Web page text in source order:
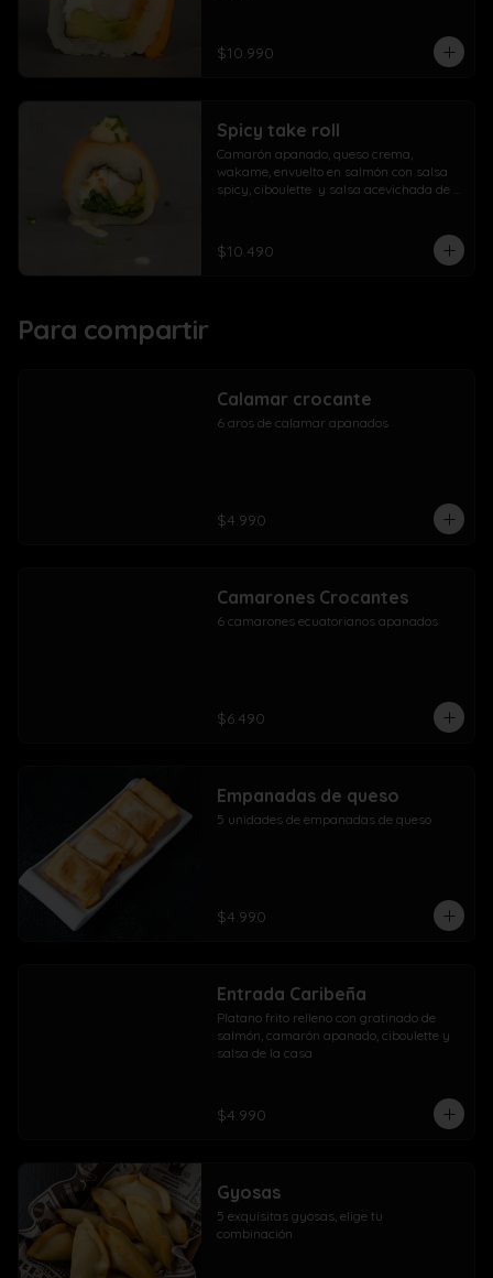
$10.990
Spicy take roll
Camarón apanado, queso crema,
wakame, envuelto en salmón con salsa
spicy, ciboulette  y salsa acevichada de
$10.490
Para compartir
Calamar crocante
6 aros de calamar apanados
$4.990
Camarones Crocantes
6 camarones ecuatorianos apanados
$6.490
Empanadas de queso
5 unidades de empanadas de queso
$4.990
Entrada Caribeña
Platano frito relleno con gratinado de
salmón, camarón apanado, ciboulette y
salsa de la casa
$4.990
Gyosas
5 exquisitas gyosas, elige tu
combinación